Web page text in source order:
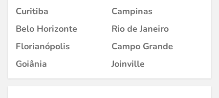
Curitiba
Campinas
Belo Horizonte
Rio de Janeiro
Florianópolis
Campo Grande
Goiânia
Joinville